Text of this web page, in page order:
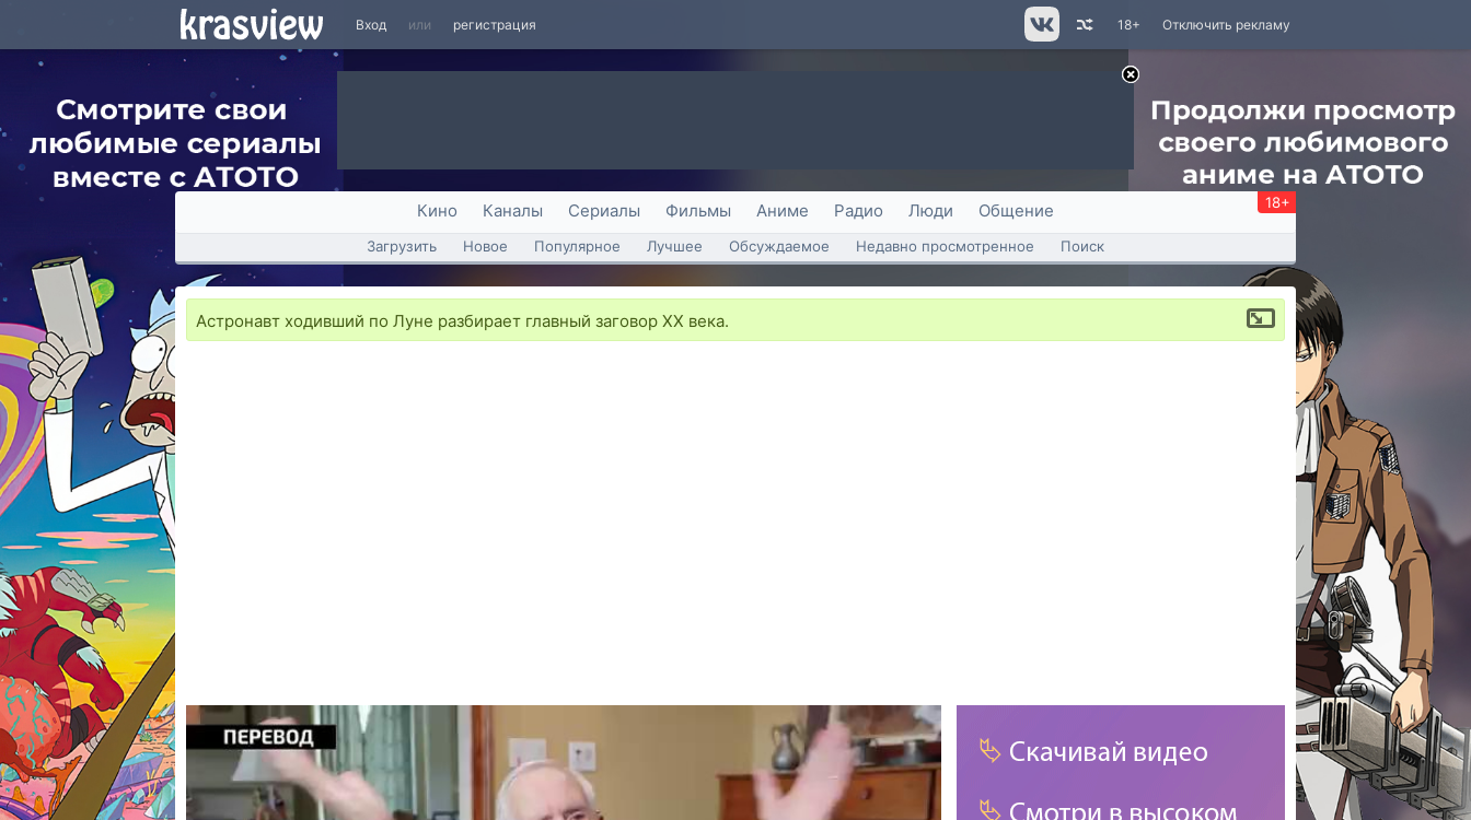
Вход или регистрация Отключить рекламу
18+
Кино Каналы Сериалы Фильмы Аниме Радио Люди Общение 18+
Загрузить Новое Популярное Лучшее Обсуждаемое Недавно просмотренное Поиск
Астронавт ходивший по Луне разбирает главный заговор XX века.